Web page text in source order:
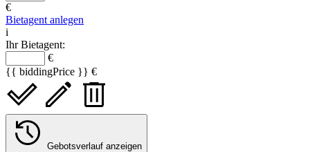
€
Bietagent anlegen
i
Ihr Bietagent:
€
{{ biddingPrice }} €
Gebotsverlauf anzeigen